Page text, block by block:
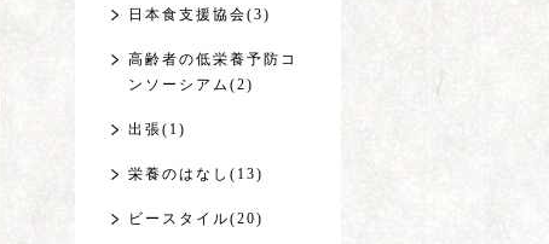
日本食支援協会(3)
高齢者の低栄養予防コ
ンソーシアム(2)
出張(1)
栄養のはなし(13)
ビースタイル(20)